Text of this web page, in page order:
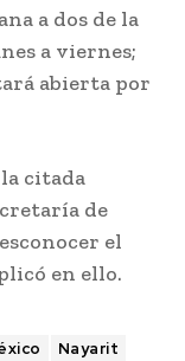
a dos de la
a viernes;
abierta por
citada
de
el
en ello.
Nayarit